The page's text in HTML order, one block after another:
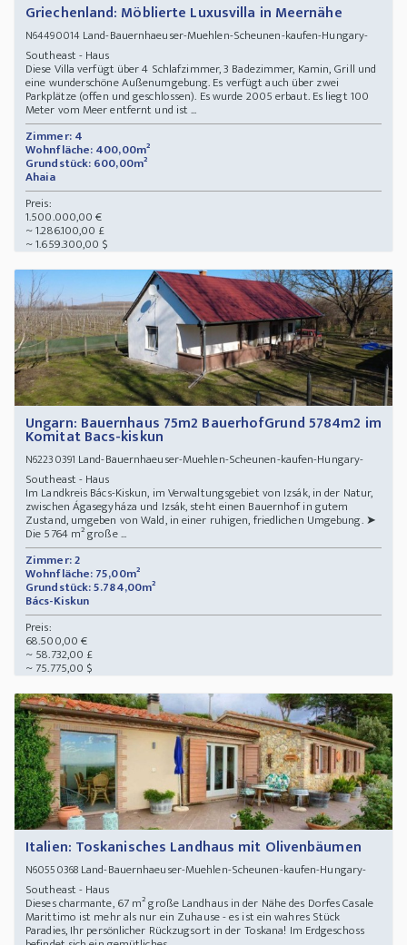
Griechenland: Möblierte Luxusvilla in Meernähe
N64490014Land-Bauernhaeuser-Muehlen-Scheunen-kaufen-Hungary-
Southeast - Haus
Diese Villa verfügt über 4 Schlafzimmer, 3 Badezimmer, Kamin, Grill und
eine wunderschöne Außenumgebung. Es verfügt auch über zwei
Parkplätze (offen und geschlossen). Es wurde 2005 erbaut. Es liegt 100
Meter vom Meer entfernt und ist ...
Zimmer: 4
Wohnfläche: 400,00m²
Grundstück: 600,00m²
Ahaia
Preis:
1.500.000,00 €
~ 1.286.100,00 £
~ 1.659.300,00 $
Ungarn: Bauernhaus 75m2 BauerhofGrund 5784m2 im
Komitat Bacs-kiskun
N62230391 Land-Bauernhaeuser-Muehlen-Scheunen-kaufen-Hungary-
Southeast - Haus
Im Landkreis Bács-Kiskun, im Verwaltungsgebiet von Izsák, in der Natur,
zwischen Ágasegyháza und Izsák, steht einen Bauernhof in gutem
Zustand, umgeben von Wald, in einer ruhigen, friedlichen Umgebung. ➤
Die 5764 m² große ...
Zimmer: 2
Wohnfläche: 75,00m²
Grundstück: 5.784,00m²
Bács-Kiskun
Preis:
68.500,00 €
~ 58.732,00 £
~ 75.775,00 $
Italien: Toskanisches Landhaus mit Olivenbäumen
N60550368Land-Bauernhaeuser-Muehlen-Scheunen-kaufen-Hungary-
Southeast - Haus
Dieses charmante, 67 m² große Landhaus in der Nähe des Dorfes Casale
Marittimo ist mehr als nur ein Zuhause - es ist ein wahres Stück
Paradies, Ihr persönlicher Rückzugsort in der Toskana! Im Erdgeschoss